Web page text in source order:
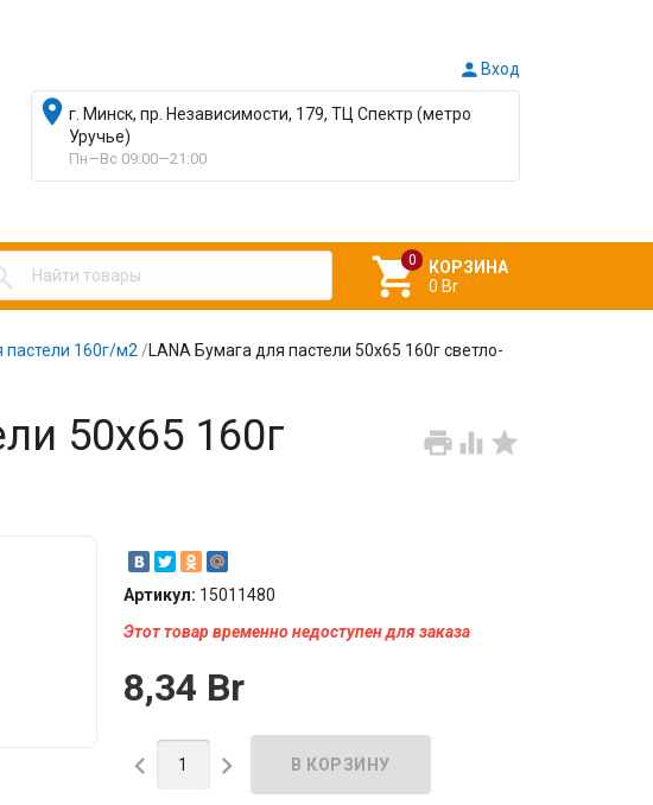
Вход
г. Минск, пр. Независимости, 179, ТЦ Спектр (метро
Уручье)
Пн—Вс 09:00—21:00

КОРЗИНА
0 Br
пастели 160г/м2 /LANA Бумага для пастели 50х65 160г светло-
  
50х65 160г
Артикул: 15011480
Этот товар временно недоступен для заказа
8,34 Br
 